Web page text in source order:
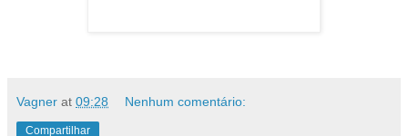
Vagner at 09:28 Nenhum comentário:
Compartilhar